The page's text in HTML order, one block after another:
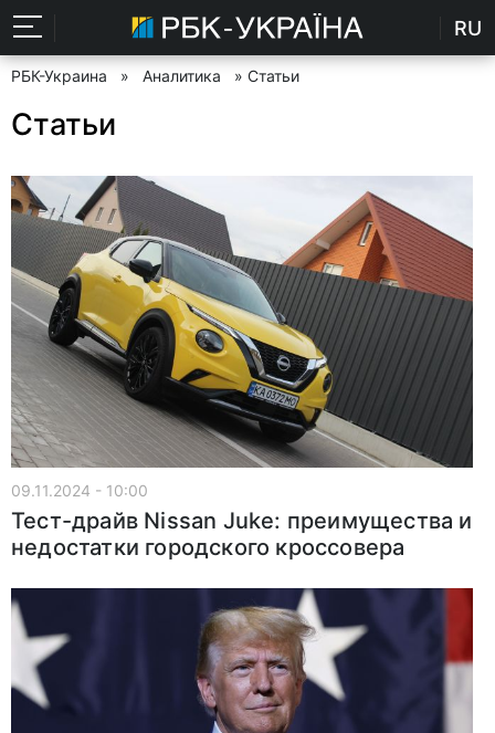
RU
РБК-Украина » Аналитика » Статьи
Статьи
09.11.2024 - 10:00
Тест-драйв Nissan Juke: преимущества и
недостатки городского кроссовера